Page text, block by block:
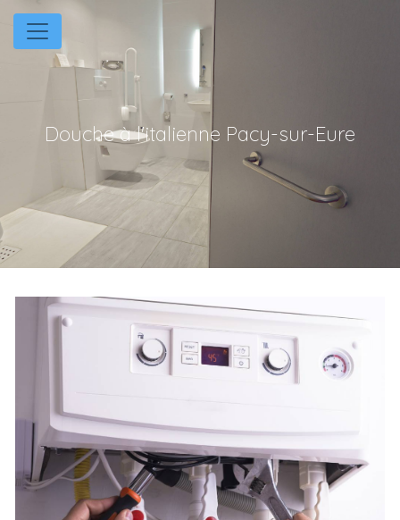
Panneau de gestion des cookies
Douche à l'italienne Pacy-sur-Eure